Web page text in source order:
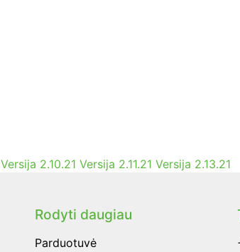
Versija 2.10.21 Versija 2.11.21 Versija 2.13.21
Rodyti daugiau
Parduotuvė